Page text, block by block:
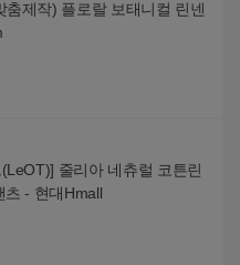
춤제작) 플로랄 보태니컬 린넨
줄리아 네츄럴 코튼린
츠 - 현대Hmall